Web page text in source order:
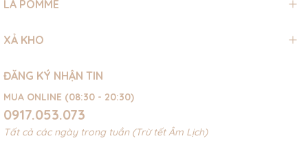
LA POMME
XẢ KHO
ĐĂNG KÝ NHẬN TIN
MUA ONLINE (08:30 - 20:30)
0917.053.073
Tất cả các ngày trong tuần (Trừ tết Âm Lịch)